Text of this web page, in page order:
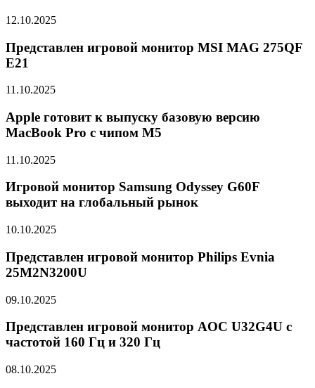
12.10.2025
Представлен игровой монитор MSI MAG 275QF
E21
11.10.2025
Apple готовит к выпуску базовую версию
MacBook Pro с чипом M5
11.10.2025
Игровой монитор Samsung Odyssey G60F
выходит на глобальный рынок
10.10.2025
Представлен игровой монитор Philips Evnia
25M2N3200U
09.10.2025
Представлен игровой монитор AOC U32G4U с
частотой 160 Гц и 320 Гц
08.10.2025